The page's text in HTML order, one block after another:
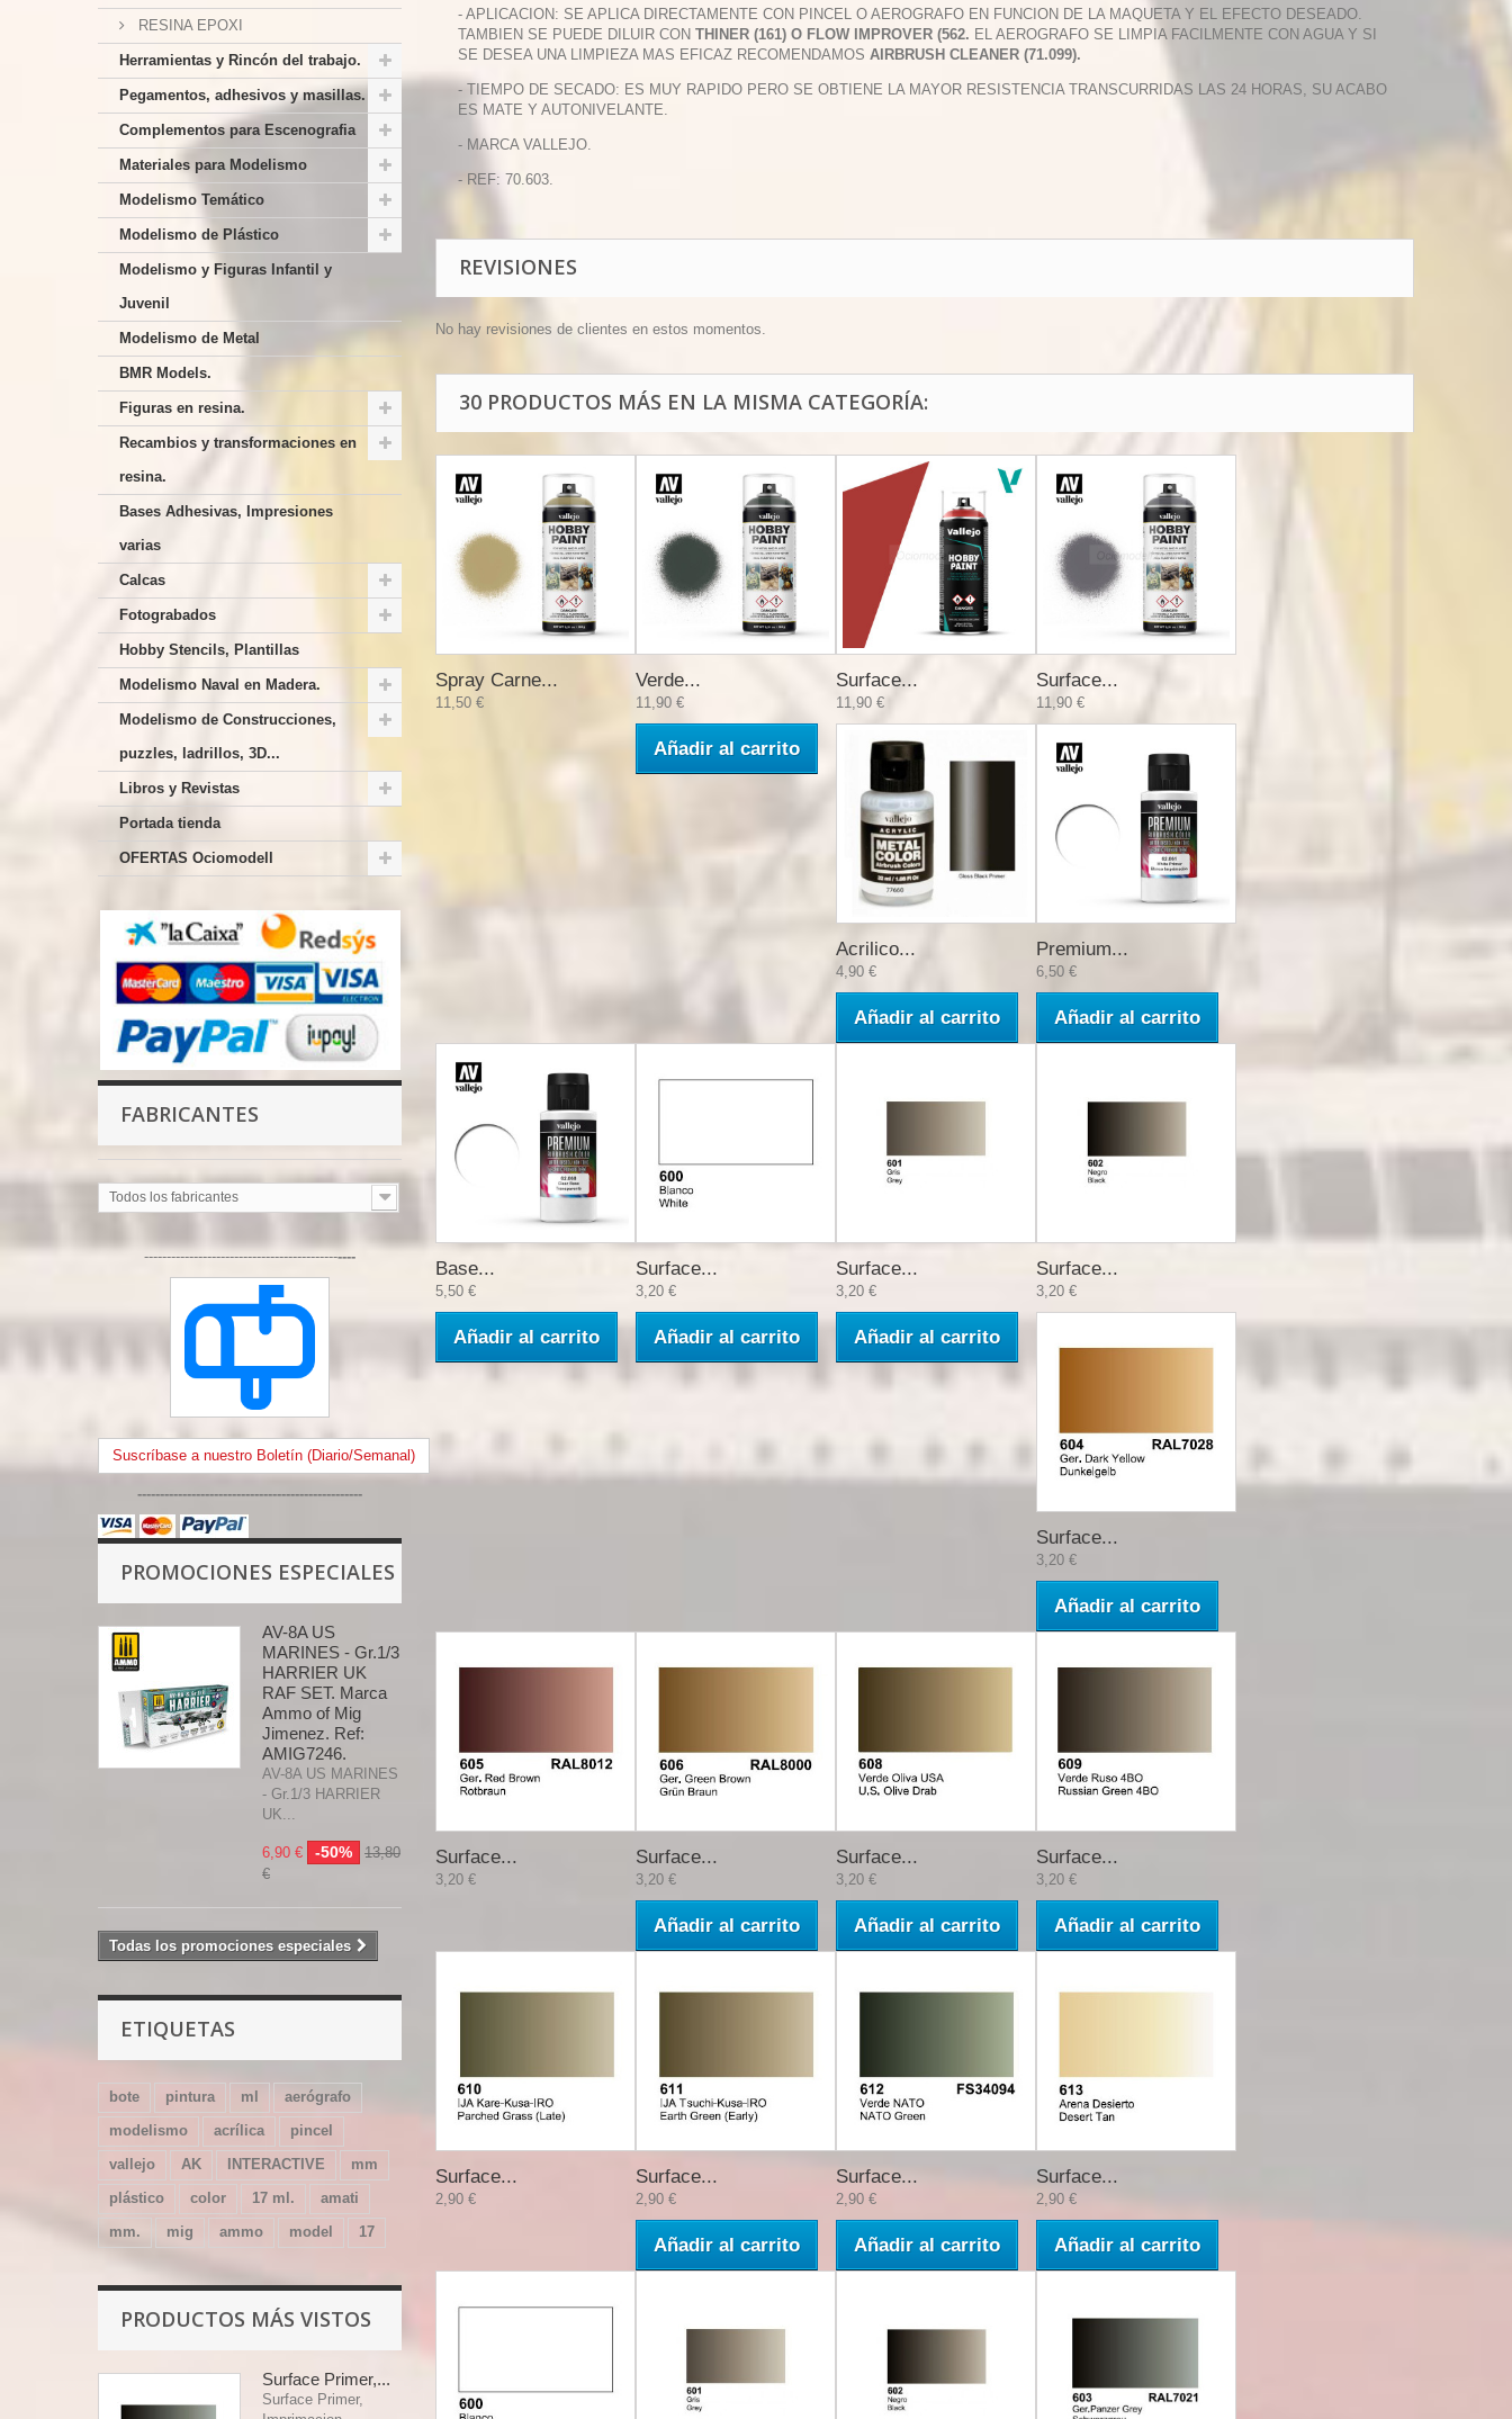
RESINA EPOXI
Herramientas y Rincón del trabajo.
Pegamentos, adhesivos y masillas.
Complementos para Escenografia
Materiales para Modelismo
Modelismo Temático
Modelismo de Plástico
Modelismo y Figuras Infantil y
Juvenil
Modelismo de Metal
BMR Models.
Figuras en resina.
Recambios y transformaciones en
resina.
Bases Adhesivas, Impresiones
varias
Calcas
Fotograbados
Hobby Stencils, Plantillas
Modelismo Naval en Madera.
Modelismo de Construcciones,
puzzles, ladrillos, 3D...
Libros y Revistas
Portada tienda
OFERTAS Ociomodell
FABRICANTES
Todos los fabricantes
-----------------------------------------------
Suscríbase a nuestro Boletín (Diario/Semanal)
--------------------------------------------------
PROMOCIONES ESPECIALES
AV-8A US
MARINES - Gr.1/3
HARRIER UK
RAF SET. Marca
Ammo of Mig
Jimenez. Ref:
AMIG7246.
AV-8A US MARINES
- Gr.1/3 HARRIER
UK...
6,90 € -50%
13,80
€
Todas los promociones especiales
ETIQUETAS
bote pintura ml
aerógrafo
modelismo
acrílica
pincel
vallejo
AK INTERACTIVE
mm
plástico
color 17 ml.
amati
mm.
mig ammo model 17
PRODUCTOS MÁS VISTOS
Surface Primer,...
Surface Primer,
- APLICACION: SE APLICA DIRECTAMENTE CON PINCEL O AEROGRAFO EN FUNCION DE LA MAQUETA Y EL EFECTO DESEADO.
TAMBIEN SE PUEDE DILUIR CON THINER (161) O FLOW IMPROVER (562. EL AEROGRAFO SE LIMPIA FACILMENTE CON AGUA Y SI
SE DESEA UNA LIMPIEZA MAS EFICAZ RECOMENDAMOS AIRBRUSH CLEANER (71.099).
- TIEMPO DE SECADO: ES MUY RAPIDO PERO SE OBTIENE LA MAYOR RESISTENCIA TRANSCURRIDAS LAS 24 HORAS, SU ACABO
ES MATE Y AUTONIVELANTE.
- MARCA VALLEJO.
- REF: 70.603.
REVISIONES
No hay revisiones de clientes en estos momentos.
30 PRODUCTOS MÁS EN LA MISMA CATEGORÍA:
Spray Carne...
11,50 €
Verde...
11,90 €
Añadir al carrito
Surface...
11,90 €
Surface...
11,90 €
Acrilico...
4,90 €
Añadir al carrito
Premium...
6,50 €
Añadir al carrito
Base...
5,50 €
Añadir al carrito
Surface...
3,20 €
Añadir al carrito
Surface...
3,20 €
Añadir al carrito
Surface...
3,20 €
Surface...
3,20 €
Añadir al carrito
Surface...
3,20 €
Surface...
3,20 €
Añadir al carrito
Surface...
3,20 €
Añadir al carrito
Surface...
3,20 €
Añadir al carrito
Surface...
2,90 €
Surface...
2,90 €
Añadir al carrito
Surface...
2,90 €
Añadir al carrito
Surface...
2,90 €
Añadir al carrito